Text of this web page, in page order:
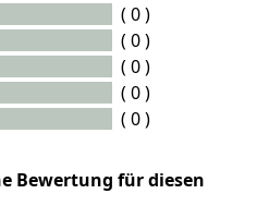
( 0 )
( 0 )
( 0 )
( 0 )
( 0 )
Bewertung für diesen